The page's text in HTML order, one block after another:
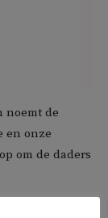
noemt de
en onze
om de daders